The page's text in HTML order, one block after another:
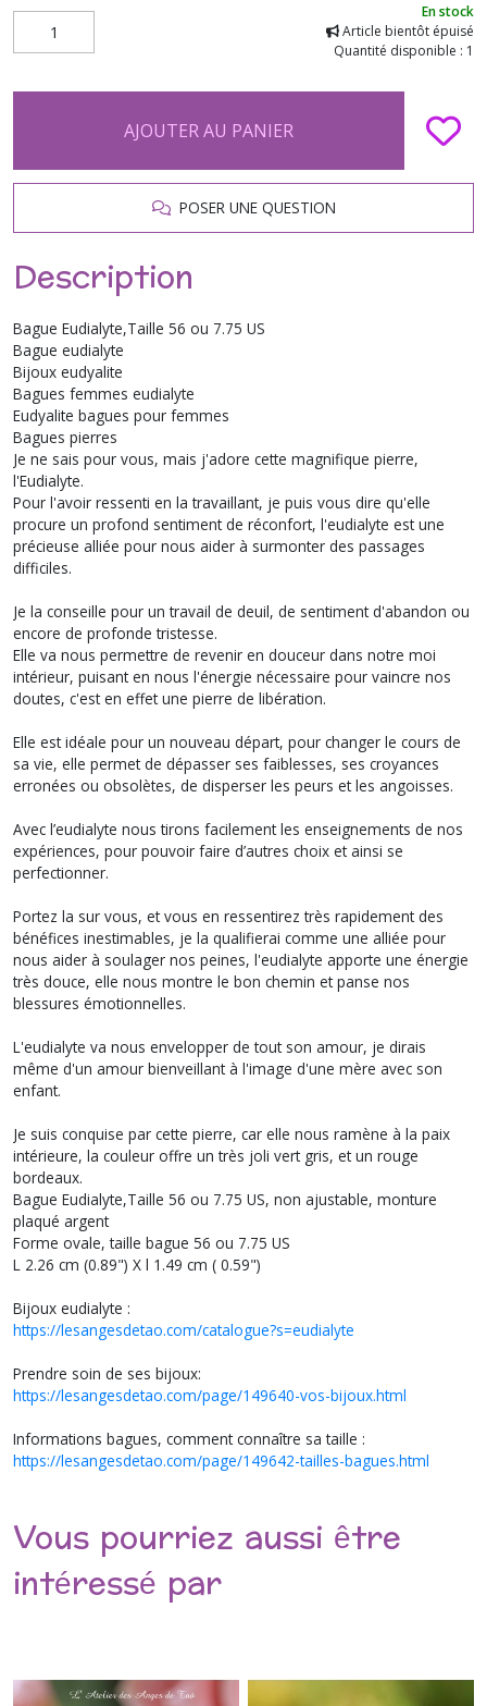
En stock
Article bientôt épuisé
Quantité disponible : 1
AJOUTER AU PANIER
POSER UNE QUESTION
Description
Bague Eudialyte,Taille 56 ou 7.75 US
Bague eudialyte
Bijoux eudyalite
Bagues femmes eudialyte
Eudyalite bagues pour femmes
Bagues pierres
Je ne sais pour vous, mais j'adore cette magnifique pierre,
l'Eudialyte.
Pour l'avoir ressenti en la travaillant, je puis vous dire qu'elle
procure un profond sentiment de réconfort, l'eudialyte est une
précieuse alliée pour nous aider à surmonter des passages
difficiles.
Je la conseille pour un travail de deuil, de sentiment d'abandon ou
encore de profonde tristesse.
Elle va nous permettre de revenir en douceur dans notre moi
intérieur, puisant en nous l'énergie nécessaire pour vaincre nos
doutes, c'est en effet une pierre de libération.
Elle est idéale pour un nouveau départ, pour changer le cours de
sa vie, elle permet de dépasser ses faiblesses, ses croyances
erronées ou obsolètes, de disperser les peurs et les angoisses.
Avec l’eudialyte nous tirons facilement les enseignements de nos
expériences, pour pouvoir faire d’autres choix et ainsi se
perfectionner.
Portez la sur vous, et vous en ressentirez très rapidement des
bénéfices inestimables, je la qualifierai comme une alliée pour
nous aider à soulager nos peines, l'eudialyte apporte une énergie
très douce, elle nous montre le bon chemin et panse nos
blessures émotionnelles.
L'eudialyte va nous envelopper de tout son amour, je dirais
même d'un amour bienveillant à l'image d'une mère avec son
enfant.
Je suis conquise par cette pierre, car elle nous ramène à la paix
intérieure, la couleur offre un très joli vert gris, et un rouge
bordeaux.
Bague Eudialyte,Taille 56 ou 7.75 US, non ajustable, monture
plaqué argent
Forme ovale, taille bague 56 ou 7.75 US
L 2.26 cm (0.89") X l 1.49 cm ( 0.59")
Bijoux eudialyte :
https://lesangesdetao.com/catalogue?s=eudialyte
Prendre soin de ses bijoux:
https://lesangesdetao.com/page/149640-vos-bijoux.html
Informations bagues, comment connaître sa taille :
https://lesangesdetao.com/page/149642-tailles-bagues.html
Vous pourriez aussi être
intéressé par